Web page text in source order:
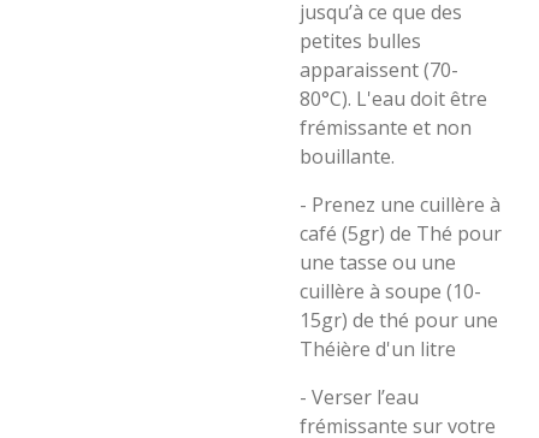
jusqu’à ce que des
petites bulles
apparaissent (70-
80°C). L'eau doit être
frémissante et non
bouillante.
- Prenez une cuillère à
café (5gr) de Thé pour
une tasse ou une
cuillère à soupe (10-
15gr) de thé pour une
Théière d'un litre
- Verser l’eau
frémissante sur votre